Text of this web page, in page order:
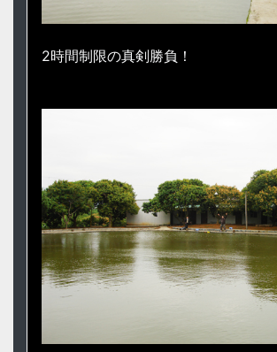
2時間制限の真剣勝負！